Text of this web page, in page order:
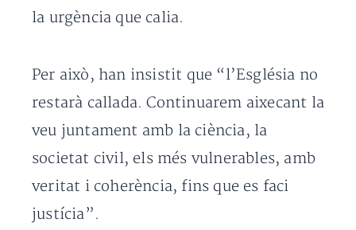
la urgència que calia.
Per això, han insistit que “l’Església no
restarà callada. Continuarem aixecant la
veu juntament amb la ciència, la
societat civil, els més vulnerables, amb
veritat i coherència, fins que es faci
justícia”.